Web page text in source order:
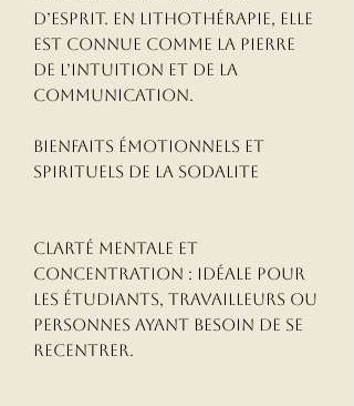
d’esprit. En lithothérapie, elle
est connue comme la pierre
de l’intuition et de la
communication.
Bienfaits émotionnels et
spirituels de la Sodalite
Clarté mentale et
concentration : idéale pour
les étudiants, travailleurs ou
personnes ayant besoin de se
recentrer.